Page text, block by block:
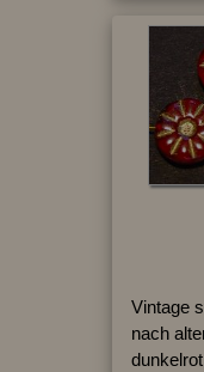
Vintage
nach